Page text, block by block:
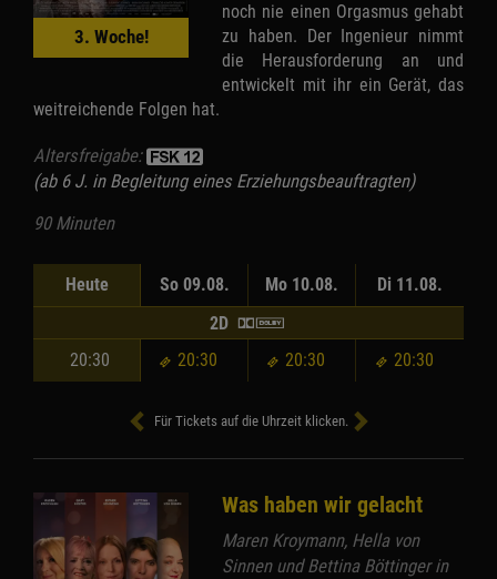
3. Woche!
noch nie einen Orgasmus gehabt
zu haben. Der Ingenieur nimmt
die Herausforderung an und
entwickelt mit ihr ein Gerät, das
weitreichende Folgen hat.
Altersfreigabe:
(ab 6 J. in Begleitung eines Erziehungsbeauftragten)
90 Minuten
Heute So 09.08. Mo 10.08. Di 11.08.
20:30 20:30 20:30 20:30
2D
Für Tickets auf die Uhrzeit klicken.
Was haben wir gelacht
Maren Kroymann, Hella von
Sinnen und Bettina Böttinger in